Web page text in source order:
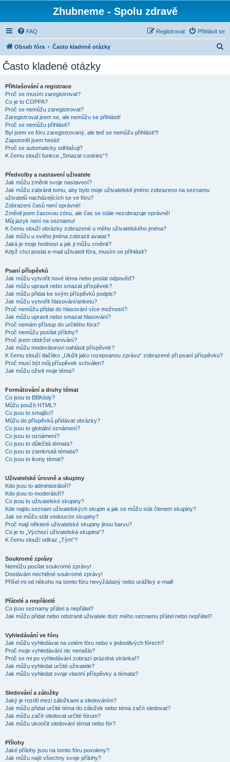
Zhubneme - Spolu zdravě
FAQ Přihlásit se
Registrovat
Obsah fóra Často kladené otázky
Často kladené otázky
Přihlašování a registrace
Proč se musím zaregistrovat?
Co je to COPPA?
Proč se nemůžu zaregistrovat?
Zaregistroval jsem se, ale nemůžu se přihlásit!
Proč se nemůžu přihlásit?
Byl jsem ve fóru zaregistrovaný, ale teď se nemůžu přihlásit?!
Zapomněl jsem heslo!
Proč se automaticky odhlašuji?
K čemu slouží funkce „Smazat cookies“?
Předvolby a nastavení uživatele
Jak můžu změnit svoje nastavení?
Jak můžu zabránit tomu, aby bylo moje uživatelské jméno zobrazeno na seznamu
uživatelů nacházejících se ve fóru?
Zobrazení časů není správné!
Změnil jsem časovou zónu, ale čas se stále nezobrazuje správně!
Můj jazyk není na seznamu!
K čemu slouží obrázky zobrazené u mého uživatelského jména?
Jak můžu u svého jména zobrazit avatar?
Jaká je moje hodnost a jak ji můžu změnit?
Když chci poslat e-mail uživateli fóra, musím se přihlásit?
Psaní příspěvků
Jak můžu vytvořit nové téma nebo poslat odpověď?
Jak můžu upravit nebo smazat příspěvek?
Jak můžu přidat ke svým příspěvků podpis?
Jak můžu vytvořit hlasování/anketu?
Proč nemůžu přidat do hlasování více možností?
Jak můžu upravit nebo smazat hlasování?
Proč nemám přístup do určitého fóra?
Proč nemůžu posílat přílohy?
Proč jsem obdržel varování?
Jak můžu moderátorovi nahlásit příspěvek?
K čemu slouží tlačítko „Uložit jako rozepsanou zprávu“ zobrazené při psaní příspěvku?
Proč musí být můj příspěvek schválen?
Jak můžu oživit moje téma?
Formátování a druhy témat
Co jsou to BBKódy?
Můžu použít HTML?
Co jsou to smajlíci?
Můžu do příspěvků přidávat obrázky?
Co jsou to globální oznámení?
Co jsou to oznámení?
Co jsou to důležitá témata?
Co jsou to zamknutá témata?
Co jsou to ikony témat?
Uživatelské úrovně a skupiny
Kdo jsou to administrátoři?
Kdo jsou to moderátoři?
Co jsou to uživatelské skupiny?
Kde najdu seznam uživatelských skupin a jak se můžu stát členem skupiny?
Jak se můžu stát vedoucím skupiny?
Proč mají některé uživatelské skupiny jinou barvu?
Co je to „Výchozí uživatelská skupina“?
K čemu slouží odkaz „Tým“?
Soukromé zprávy
Nemůžu posílat soukromé zprávy!
Dostávám nechtěné soukromé zprávy!
Přišel mi od někoho na tomto fóru nevyžádaný nebo urážlivý e-mail!
Přátelé a nepřátelé
Co jsou seznamy přátel a nepřátel?
Jak můžu přidat nebo odstranit uživatele do/z mého seznamu přátel nebo nepřátel?
Vyhledávání ve fóru
Jak můžu vyhledávat na celém fóru nebo v jednotlivých fórech?
Proč moje vyhledávání nic nenašlo?
Proč se mi po vyhledávání zobrazí prázdná stránka!?
Jak můžu vyhledat určité uživatele?
Jak můžu vyhledat svoje vlastní příspěvky a témata?
Sledování a záložky
Jaký je rozdíl mezi záložkami a sledováním?
Jak můžu přidat určité téma do záložek nebo téma začít sledovat?
Jak můžu začít sledovat určité fórum?
Jak můžu ukončit sledování témat nebo fór?
Přílohy
Jaké přílohy jsou na tomto fóru povoleny?
Jak můžu najít všechny svoje přílohy?